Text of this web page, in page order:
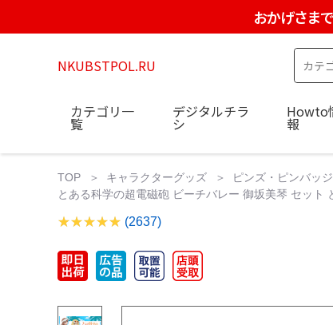
おかげさま
NKUBSTPOL.RU
カテゴリ一
覧
デジタルチラ
シ
Howto
報
TOP キャラクターグッズ
ピンズ・ピンバッ
とある科学の超電磁砲 ビーチバレー 御坂美琴 セット
(2637)